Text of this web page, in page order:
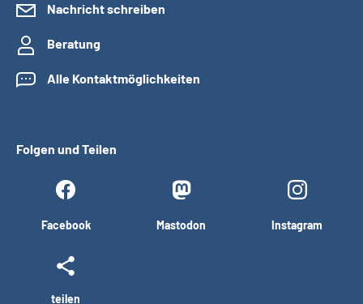
Nachricht schreiben
Beratung
Alle Kontaktmöglichkeiten
Folgen und Teilen
Facebook Mastodon Instagram
teilen